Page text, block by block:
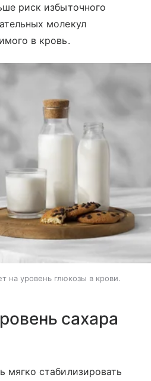
риск избыточного
молекул
в кровь.
на уровень глюкозы в крови.
сахара
мягко стабилизировать